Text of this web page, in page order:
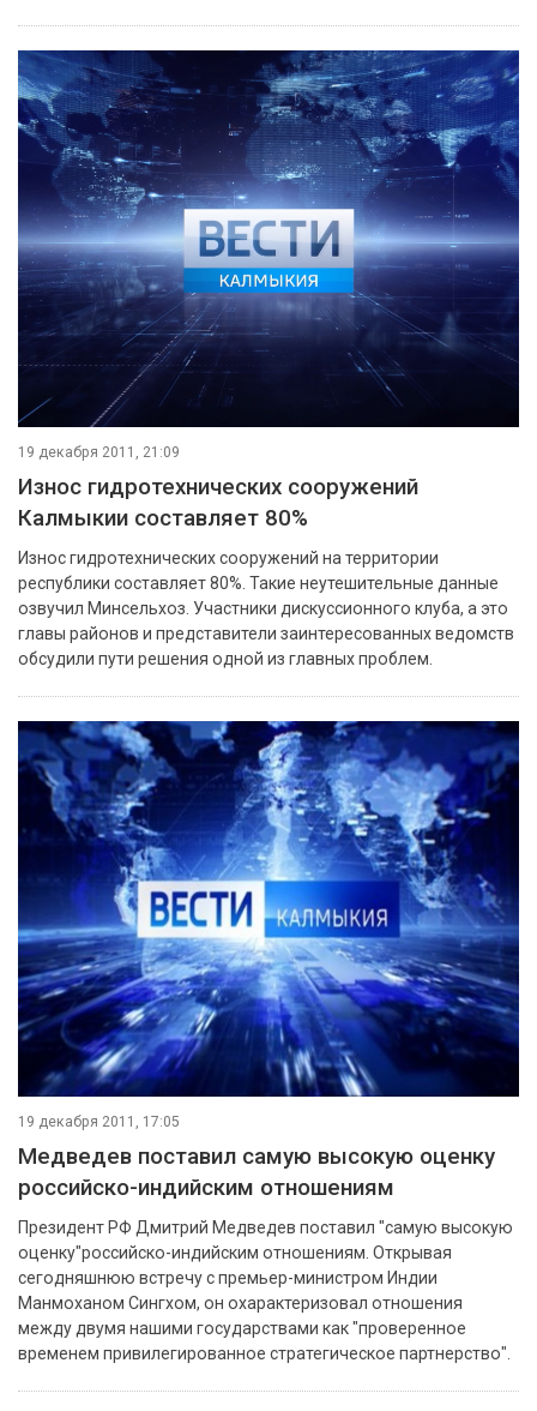
19 декабря 2011, 21:09
Износ гидротехнических сооружений
Калмыкии составляет 80%
Износ гидротехнических сооружений на территории
республики составляет 80%. Такие неутешительные данные
озвучил Минсельхоз. Участники дискуссионного клуба, а это
главы районов и представители заинтересованных ведомств
обсудили пути решения одной из главных проблем.
19 декабря 2011, 17:05
Медведев поставил самую высокую оценку
российско-индийским отношениям
Президент РФ Дмитрий Медведев поставил "самую высокую
оценку"российско-индийским отношениям. Открывая
сегодняшнюю встречу с премьер-министром Индии
Манмоханом Сингхом, он охарактеризовал отношения
между двумя нашими государствами как "проверенное
временем привилегированное стратегическое партнерство".